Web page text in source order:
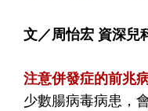
文／周怡宏 資深兒
注意併發症的前兆
少數腸病毒病患，